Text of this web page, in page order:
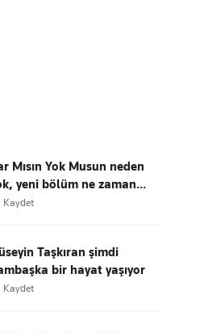
Mısın Yok Musun neden
yeni bölüm ne zaman...
Kaydet
Taşkıran şimdi
bir hayat yaşıyor
Kaydet